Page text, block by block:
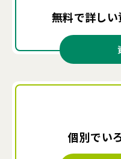
無料で詳しい
個別でい